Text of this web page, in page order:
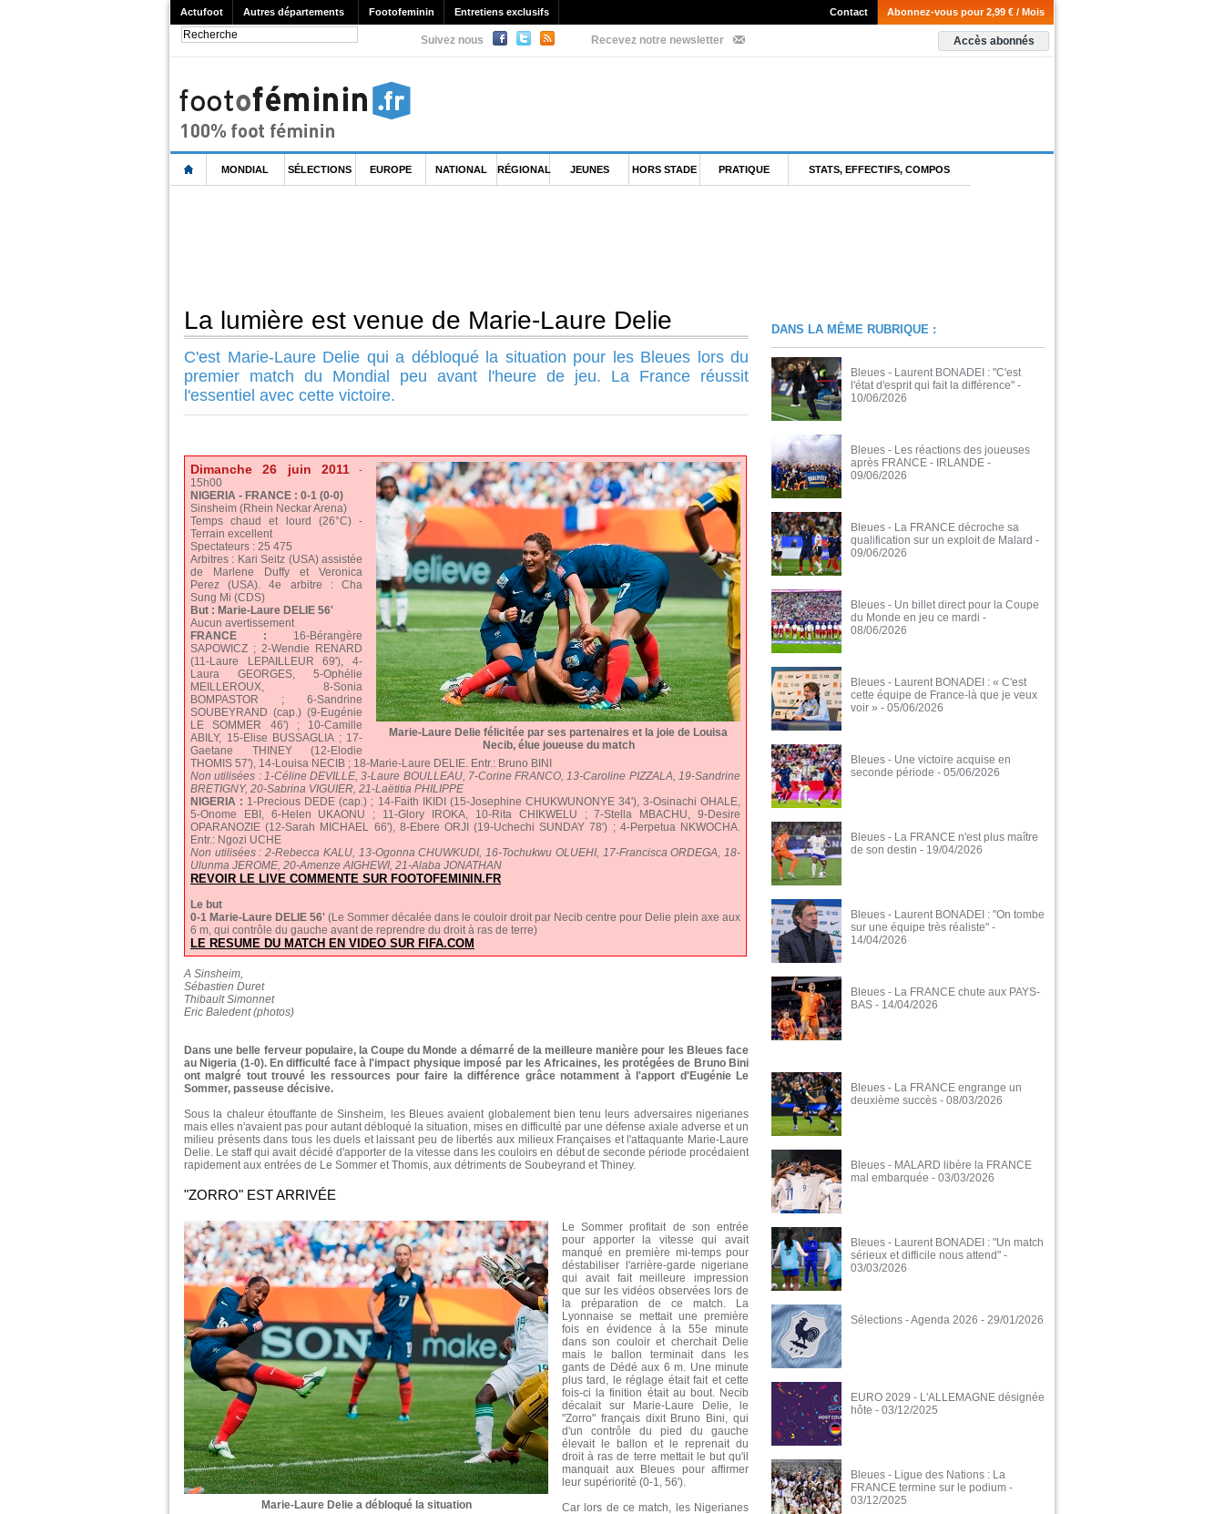
Actufoot Autres départements Footofeminin Entretiens exclusifs Abonnez-vous pour 2,99 € / Mois
Contact
Suivez nous Recevez notre newsletter Accès abonnés
MONDIAL SÉLECTIONS EUROPE NATIONAL RÉGIONAL JEUNES HORS STADE PRATIQUE STATS, EFFECTIFS, COMPOS
La lumière est venue de Marie-Laure Delie
C'est Marie-Laure Delie qui a débloqué la situation pour les Bleues lors du
premier match du Mondial peu avant l'heure de jeu. La France réussit
l'essentiel avec cette victoire.
Marie-Laure Delie félicitée par ses partenaires et la joie de Louisa
Necib, élue joueuse du match
Dimanche 26 juin 2011-
15h00
NIGERIA - FRANCE : 0-1 (0-0)
Sinsheim (Rhein Neckar Arena)
Temps chaud et lourd (26°C) -
Terrain excellent
Spectateurs : 25 475
Arbitres : Kari Seitz (USA) assistée
de Marlene Duffy et Veronica
Perez (USA). 4e arbitre : Cha
Sung Mi (CDS)
But : Marie-Laure DELIE 56'
Aucun avertissement
FRANCE : 16-Bérangère
SAPOWICZ ; 2-Wendie RENARD
(11-Laure LEPAILLEUR 69'), 4-
Laura GEORGES, 5-Ophélie
MEILLEROUX, 8-Sonia
BOMPASTOR ; 6-Sandrine
SOUBEYRAND (cap.) (9-Eugénie
LE SOMMER 46') ; 10-Camille
ABILY, 15-Elise BUSSAGLIA ; 17-
Gaetane THINEY (12-Elodie
THOMIS 57'), 14-Louisa NECIB ; 18-Marie-Laure DELIE. Entr.: Bruno BINI
Non utilisées : 1-Céline DEVILLE, 3-Laure BOULLEAU, 7-Corine FRANCO, 13-Caroline PIZZALA, 19-Sandrine
BRETIGNY, 20-Sabrina VIGUIER, 21-Laëtitia PHILIPPE
NIGERIA : 1-Precious DEDE (cap.) ; 14-Faith IKIDI (15-Josephine CHUKWUNONYE 34'), 3-Osinachi OHALE,
5-Onome EBI, 6-Helen UKAONU ; 11-Glory IROKA, 10-Rita CHIKWELU ; 7-Stella MBACHU, 9-Desire
OPARANOZIE (12-Sarah MICHAEL 66'), 8-Ebere ORJI (19-Uchechi SUNDAY 78') ; 4-Perpetua NKWOCHA.
Entr.: Ngozi UCHE
Non utilisées : 2-Rebecca KALU, 13-Ogonna CHUWKUDI, 16-Tochukwu OLUEHI, 17-Francisca ORDEGA, 18-
Ulunma JEROME, 20-Amenze AIGHEWI, 21-Alaba JONATHAN
REVOIR LE LIVE COMMENTE SUR FOOTOFEMININ.FR
Le but
0-1 Marie-Laure DELIE 56' (Le Sommer décalée dans le couloir droit par Necib centre pour Delie plein axe aux
6 m, qui contrôle du gauche avant de reprendre du droit à ras de terre)
LE RESUME DU MATCH EN VIDEO SUR FIFA.COM
A Sinsheim,
Sébastien Duret
Thibault Simonnet
Eric Baledent (photos)
Dans une belle ferveur populaire, la Coupe du Monde a démarré de la meilleure manière pour les Bleues face
au Nigeria (1-0). En difficulté face à l'impact physique imposé par les Africaines, les protégées de Bruno Bini
ont malgré tout trouvé les ressources pour faire la différence grâce notamment à l'apport d'Eugénie Le
Sommer, passeuse décisive.
Sous la chaleur étouffante de Sinsheim, les Bleues avaient globalement bien tenu leurs adversaires nigerianes
mais elles n'avaient pas pour autant débloqué la situation, mises en difficulté par une défense axiale adverse et un
milieu présents dans tous les duels et laissant peu de libertés aux milieux Françaises et l'attaquante Marie-Laure
Delie. Le staff qui avait décidé d'apporter de la vitesse dans les couloirs en début de seconde période procédaient
rapidement aux entrées de Le Sommer et Thomis, aux détriments de Soubeyrand et Thiney.
"ZORRO" EST ARRIVÉE
Marie-Laure Delie a débloqué la situation
Le Sommer profitait de son entrée
pour apporter la vitesse qui avait
manqué en première mi-temps pour
déstabiliser l'arrière-garde nigeriane
qui avait fait meilleure impression
que sur les vidéos observées lors de
la préparation de ce match. La
Lyonnaise se mettait une première
fois en évidence à la 55e minute
dans son couloir et cherchait Delie
mais le ballon terminait dans les
gants de Dédé aux 6 m. Une minute
plus tard, le réglage était fait et cette
fois-ci la finition était au bout. Necib
décalait sur Marie-Laure Delie, le
"Zorro" français dixit Bruno Bini, qui
d'un contrôle du pied du gauche
élevait le ballon et le reprenait du
droit à ras de terre mettait le but qu'il
manquait aux Bleues pour affirmer
leur supériorité (0-1, 56').
Car lors de ce match, les Nigerianes
DANS LA MÊME RUBRIQUE :
Bleues - Laurent BONADEI : "C'est
l'état d'esprit qui fait la différence" -
10/06/2026
Bleues - Les réactions des joueuses
après FRANCE - IRLANDE -
09/06/2026
Bleues - La FRANCE décroche sa
qualification sur un exploit de Malard -
09/06/2026
Bleues - Un billet direct pour la Coupe
du Monde en jeu ce mardi -
08/06/2026
Bleues - Laurent BONADEI : « C'est
cette équipe de France-là que je veux
voir » - 05/06/2026
Bleues - Une victoire acquise en
seconde période - 05/06/2026
Bleues - La FRANCE n'est plus maître
de son destin - 19/04/2026
Bleues - Laurent BONADEI : "On tombe
sur une équipe très réaliste" -
14/04/2026
Bleues - La FRANCE chute aux PAYS-
BAS - 14/04/2026
Bleues - La FRANCE engrange un
deuxième succès - 08/03/2026
Bleues - MALARD libère la FRANCE
mal embarquée - 03/03/2026
Bleues - Laurent BONADEI : "Un match
sérieux et difficile nous attend" -
03/03/2026
Sélections - Agenda 2026 - 29/01/2026
EURO 2029 - L'ALLEMAGNE désignée
hôte - 03/12/2025
Bleues - Ligue des Nations : La
FRANCE termine sur le podium -
03/12/2025